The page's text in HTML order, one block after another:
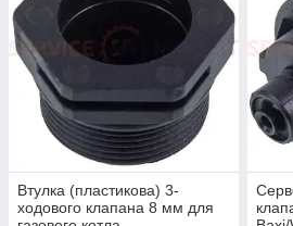
Втулка (пластикова) 3-
ходового клапана 8 мм для